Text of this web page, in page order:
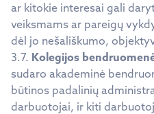
ar kitokie interesai gali
veiksmams ar pareigų
dėl jo nešališkumo,
3.7. Kolegijos
sudaro akademinė
būtinos padalinių
darbuotojai, ir kiti